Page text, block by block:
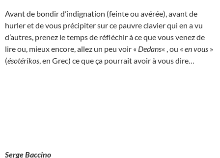
Avant de bondir d’indignation (feinte ou avérée), avant de
hurler et de vous précipiter sur ce pauvre clavier qui en a vu
d’autres, prenez le temps de réfléchir à ce que vous venez de
lire ou, mieux encore, allez un peu voir « Dedans« , ou « en vous »
(ésotérikos , en Grec) ce que ça pourrait avoir à vous dire…
Serge Baccino